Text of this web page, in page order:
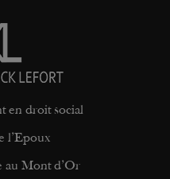
en droit social
l’Epoux
au Mont d’Or